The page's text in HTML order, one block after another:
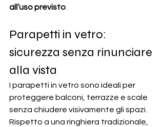
all’uso previsto.
Parapetti in vetro:
sicurezza senza rinunciare
alla vista
I parapetti in vetro sono ideali per
proteggere balconi, terrazze e scale
senza chiudere visivamente gli spazi.
Rispetto a una ringhiera tradizionale,